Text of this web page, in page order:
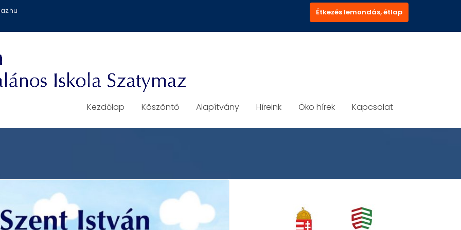
Étkezés lemondás, étlap
Kezdőlap Köszöntő Alapítvány Híreink Öko hírek Kapcsolat